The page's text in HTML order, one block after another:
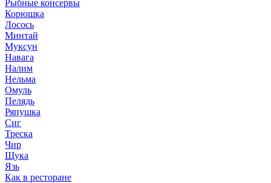
Рыбные консервы
Корюшка
Лосось
Минтай
Муксун
Навага
Налим
Нельма
Омуль
Пелядь
Ряпушка
Сиг
Треска
Чир
Щука
Язь
Как в ресторане